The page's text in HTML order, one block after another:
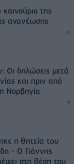
της
ανανέωσης
Οι δηλώσεις μετά
και πριν από
Νορβηγία
η θητεία του
- Ο Γιάννης
στη θέση του